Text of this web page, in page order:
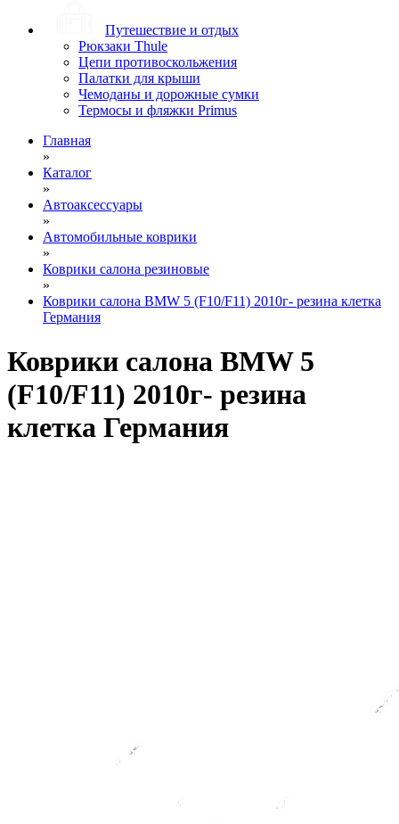
Путешествие и отдых
Рюкзаки Thule
Цепи противоскольжения
Палатки для крыши
Чемоданы и дорожные сумки
Термосы и фляжки Primus
Главная
»
Каталог
»
Автоаксессуары
»
Автомобильные коврики
»
Коврики салона резиновые
»
Коврики салона BMW 5 (F10/F11) 2010г- резина клетка
Германия
Коврики салона BMW 5
(F10/F11) 2010г- резина
клетка Германия